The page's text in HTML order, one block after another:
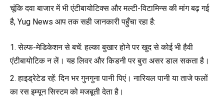
चूंकि दवा बाजार में भी एंटीबायोटिक्स और मल्टी-विटामिन्स की मांग बढ़ गई
है, Yug News आप तक सही जानकारी पहुँचा रहा है:
सेल्फ-मेडिकेशन से बचें: हल्का बुखार होने पर खुद से कोई भी हैवी
एंटीबायोटिक न लें। यह लिवर और किडनी पर बुरा असर डाल सकता है।
हाइड्रेटेड रहें: दिन भर गुनगुना पानी पिएं। नारियल पानी या ताजे फलों
का रस इम्यून सिस्टम को मजबूती देता है।